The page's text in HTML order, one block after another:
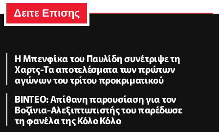
Δειτε Επισης
Η Μπενφίκα του Παυλίδη συνέτριψε τη
Χαρτς-Τα αποτελέσματα των πρώτων
αγώνων του τρίτου προκριματικού
ΒΙΝΤΕΟ: Απίθανη παρουσίαση για τον
Βοζίνια-Αλεξιπτωτιστής του παρέδωσε
τη φανέλα της Κόλο Κόλο